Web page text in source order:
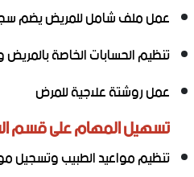
عمل ملف شامل للمريض يضم
تنظيم الحسابات الخاصة
عمل روشتة علاجية للمرض
تسهيل المهام على قسم
تنظيم مواعيد الطبيب وتسجيل